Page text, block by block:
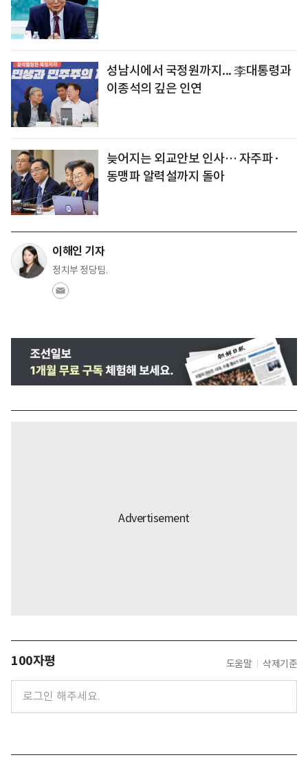
성남시에서 국정원까지... 李대통령과
이종석의 깊은 인연
늦어지는 외교안보 인사… 자주파·
동맹파 알력설까지 돌아
이해인 기자
정치부 정당팀.
100자평 도움말 삭제기준